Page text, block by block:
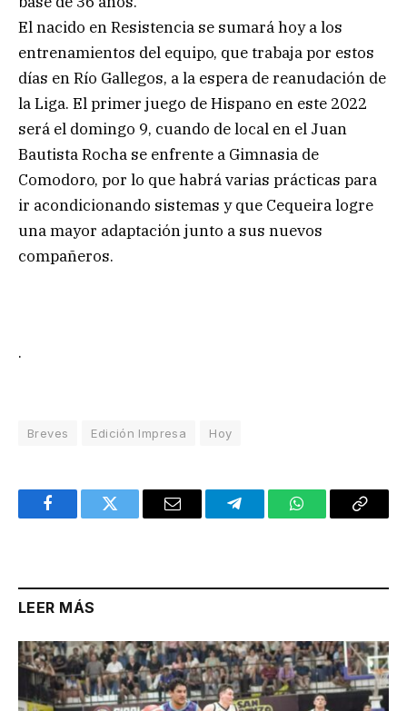
El nacido en Resistencia se sumará hoy a los
entrenamientos del equipo, que trabaja por estos
días en Río Gallegos, a la espera de reanudación de
la Liga. El primer juego de Hispano en este 2022
será el domingo 9, cuando de local en el Juan
Bautista Rocha se enfrente a Gimnasia de
Comodoro, por lo que habrá varias prácticas para
ir acondicionando sistemas y que Cequeira logre
una mayor adaptación junto a sus nuevos
compañeros.
.
Breves Edición Impresa Hoy
FacebookTwitter Email TelegramWhatsAppCopy
LEER MÁS